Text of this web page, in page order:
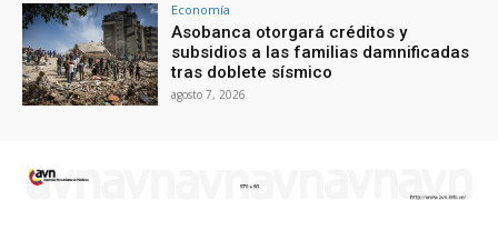
Economía
Asobanca otorgará créditos y
subsidios a las familias damnificadas
tras doblete sísmico
agosto 7, 2026